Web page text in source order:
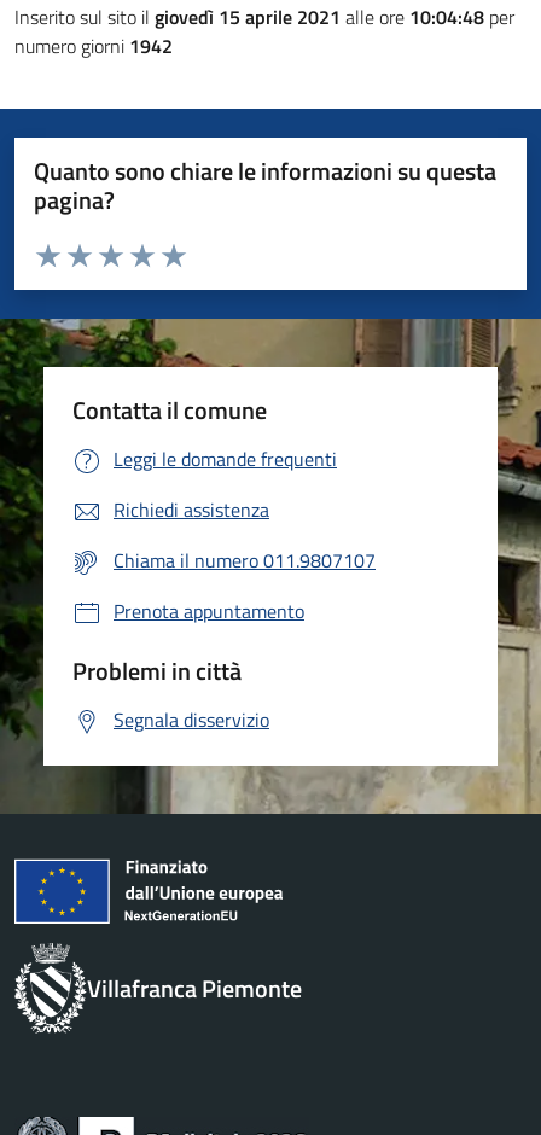
Inserito sul sito il giovedì 15 aprile 2021 alle ore 10:04:48 per
numero giorni 1942
Quanto sono chiare le informazioni su questa
pagina?
Valuta da 1 a 5 stelle la pagina
Valuta 5 stelle su 5
Valuta 4 stelle su 5
Valuta 3 stelle su 5
Valuta 2 stelle su 5
Valuta 1 stelle su 5
Contatta il comune
Leggi le domande frequenti
Richiedi assistenza
Chiama il numero 011.9807107
Prenota appuntamento
Problemi in città
Segnala disservizio
Villafranca Piemonte